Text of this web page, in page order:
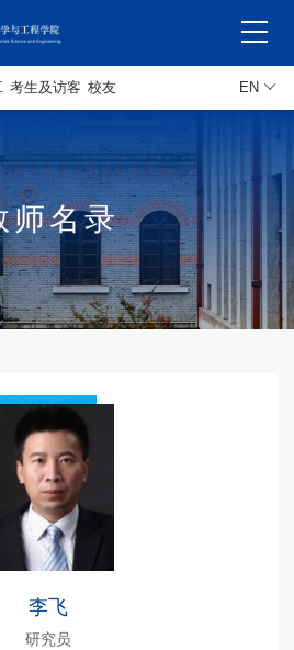
考生及访客 校友 EN
师名录
李飞
研究员